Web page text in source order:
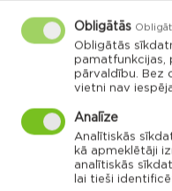
ADMINISTRATIONS
pārvalde
Obligātās
Obligātās
pamatfunkcijas,
pārvaldību. Bez
vietni nav
Analīze
Analītiskās
kā apmeklētāji
analītiskās
lai tieši